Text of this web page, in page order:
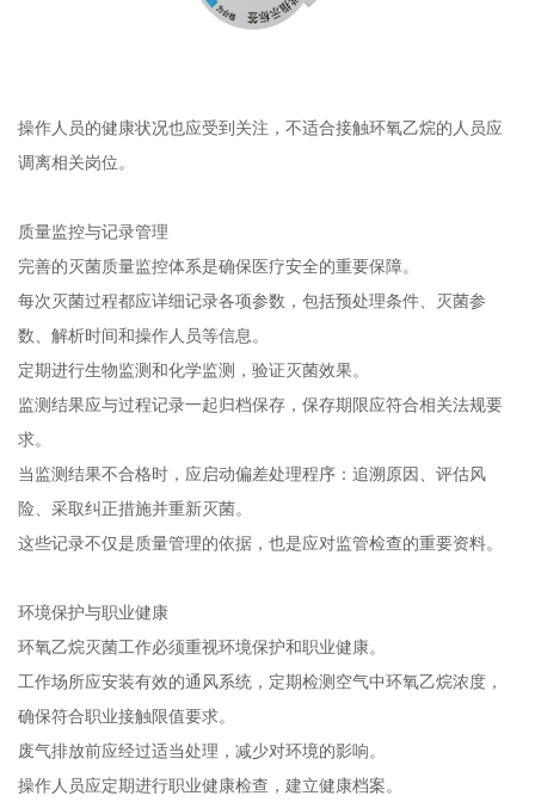
操作人员的健康状况也应受到关注，不适合接触环氧乙烷的人员应
调离相关岗位。
质量监控与记录管理
完善的灭菌质量监控体系是确保医疗安全的重要保障。
每次灭菌过程都应详细记录各项参数，包括预处理条件、灭菌参
数、解析时间和操作人员等信息。
定期进行生物监测和化学监测，验证灭菌效果。
监测结果应与过程记录一起归档保存，保存期限应符合相关法规要
求。
当监测结果不合格时，应启动偏差处理程序：追溯原因、评估风
险、采取纠正措施并重新灭菌。
这些记录不仅是质量管理的依据，也是应对监管检查的重要资料。
环境保护与职业健康
环氧乙烷灭菌工作必须重视环境保护和职业健康。
工作场所应安装有效的通风系统，定期检测空气中环氧乙烷浓度，
确保符合职业接触限值要求。
废气排放前应经过适当处理，减少对环境的影响。
操作人员应定期进行职业健康检查，建立健康档案。